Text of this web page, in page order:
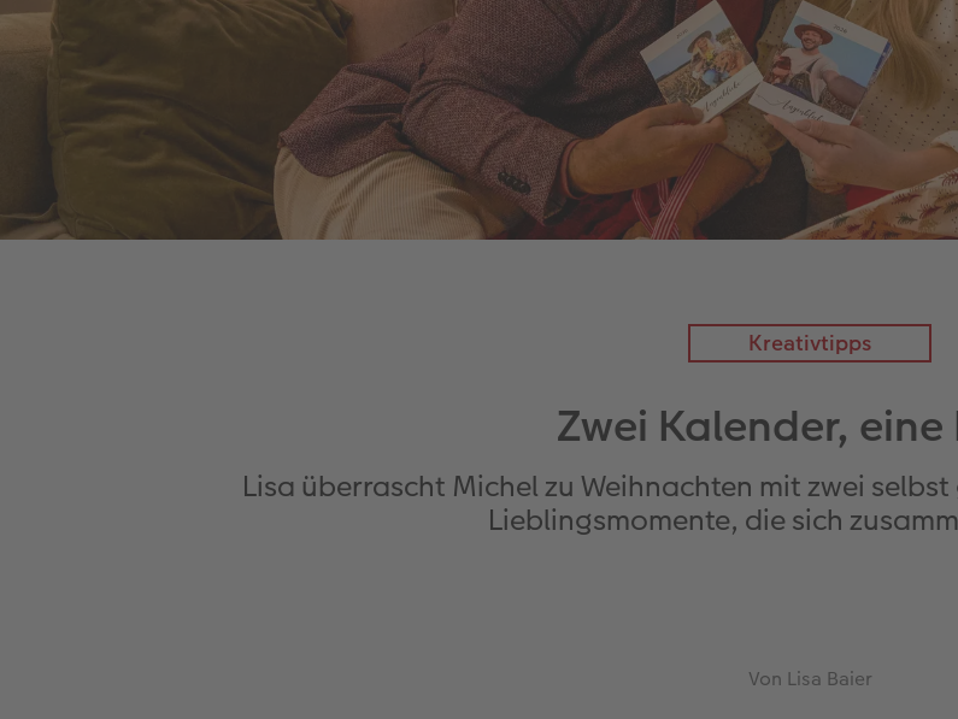
Kreativtipps
Zwei Kalender, eine
Lisa überrascht Michel zu Weihnachten mit zwei
Lieblingsmomente, die sich
Von Lisa Baier